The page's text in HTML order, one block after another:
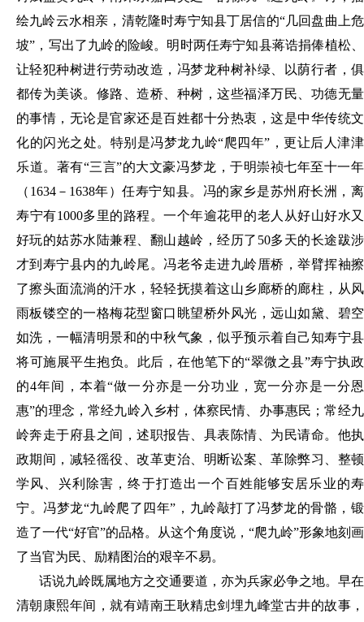
绘九岭云水相亲，清乾隆时寿宁知县丁居信的“几回盘曲上危
坡”，写出了九岭的险峻。明时两任寿宁知县蒋诰捐俸植松、
让轻犯种树进行劳动改造，冯梦龙种树补绿、以荫行者，俱
都传为美谈。修路、造桥、种树，这些福泽万民、功德无量
的事情，无论是官家还是百姓都十分热衷，这是中华传统文
化的闪光之处。特别是冯梦龙九岭“爬四年”，更让后人津津
乐道。著有“三言”的大文豪冯梦龙，于明崇祯七年至十一年
（1634－1638年）任寿宁知县。冯的家乡是苏州府长洲，离
寿宁有1000多里的路程。一个年逾花甲的老人从好山好水又
好玩的姑苏水陆兼程、翻山越岭，经历了50多天的长途跋涉
才到寿宁县内的九岭尾。冯老爷走进九岭厝桥，举臂挥袖擦
了擦头面流淌的汗水，轻轻抚摸着这山乡廊桥的廊柱，从风
雨板镂空的一格梅花型窗口眺望桥外风光，远山如黛、碧空
如洗，一幅清明景和的中秋气象，似乎预示着自己知寿宁县
将可施展平生抱负。此后，在他笔下的“翠微之县”寿宁执政
的4年间，本着“做一分亦是一分功业，宽一分亦是一分恩
惠”的理念，常经九岭入乡村，体察民情、办事惠民；常经九
岭奔走于府县之间，述职报告、具表陈情、为民请命。他执
政期间，减轻徭役、改革吏治、明断讼案、革除弊习、整顿
学风、兴利除害，终于打造出一个百姓能够安居乐业的寿
宁。冯梦龙“九岭爬了四年”，九岭敲打了冯梦龙的骨骼，锻
造了一代“好官”的品格。从这个角度说，“爬九岭”形象地刻画
了当官为民、励精图治的艰辛不易。
话说九岭既属地方之交通要道，亦为兵家必争之地。早在
清朝康熙年间，就有靖南王耿精忠剑埋九峰堂古井的故事，